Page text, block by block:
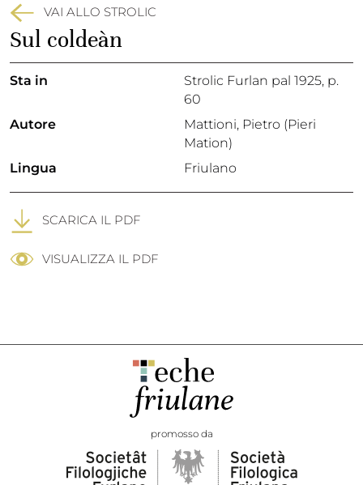
VAI ALLO STROLIC
Sul coldeàn
Sta in Strolic Furlan pal 1925, p.
60
Autore
Mattioni, Pietro (Pieri
Mation)
Lingua
Friulano
SCARICA IL PDF
VISUALIZZA IL PDF
promosso da